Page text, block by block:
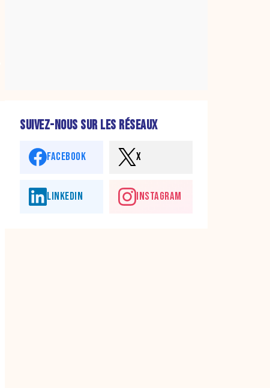
SUIVEZ-NOUS SUR LES RÉSEAUX
FACEBOOK X
LINKEDIN INSTAGRAM